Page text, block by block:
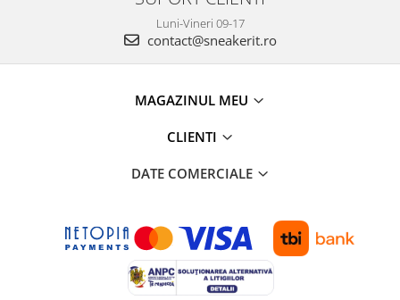
Luni-Vineri 09-17
contact@sneakerit.ro
MAGAZINUL MEU
CLIENTI
DATE COMERCIALE